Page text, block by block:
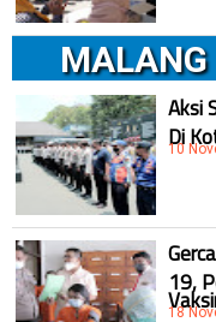
MALANG
Aksi
Di
10
19,
18